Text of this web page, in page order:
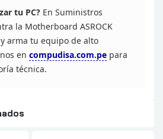
tu PC? En Suministros
la Motherboard ASROCK
arma tu equipo de alto
en compudisa.com.pe para
técnica.